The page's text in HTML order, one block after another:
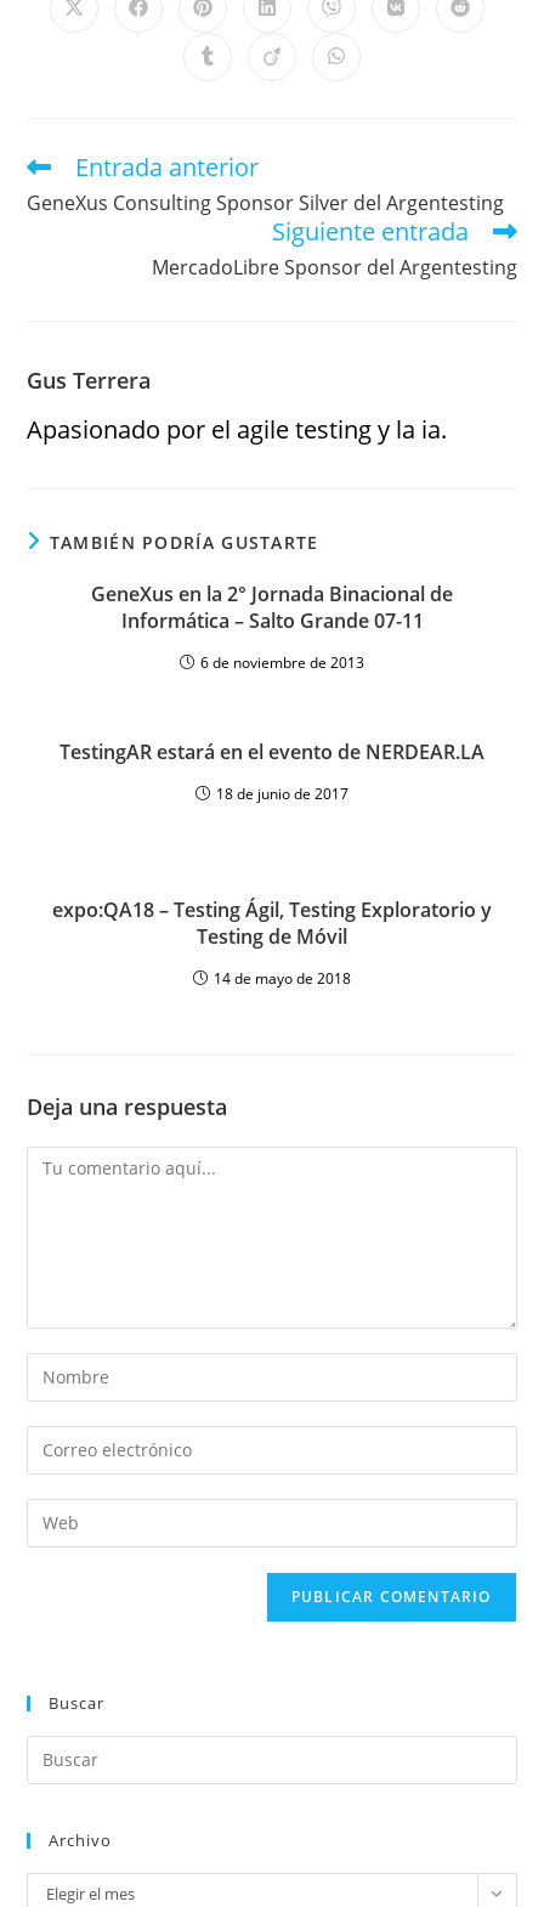
Entrada anterior
GeneXus Consulting Sponsor Silver del Argentesting
Siguiente entrada
MercadoLibre Sponsor del Argentesting
Gus Terrera
Apasionado por el agile testing y la ia.
TAMBIÉN PODRÍA GUSTARTE
GeneXus en la 2° Jornada Binacional de
Informática – Salto Grande 07-11
6 de noviembre de 2013
TestingAR estará en el evento de NERDEAR.LA
18 de junio de 2017
expo:QA18 – Testing Ágil, Testing Exploratorio y
Testing de Móvil
14 de mayo de 2018
Deja una respuesta
Buscar
Archivo
Elegir el mes